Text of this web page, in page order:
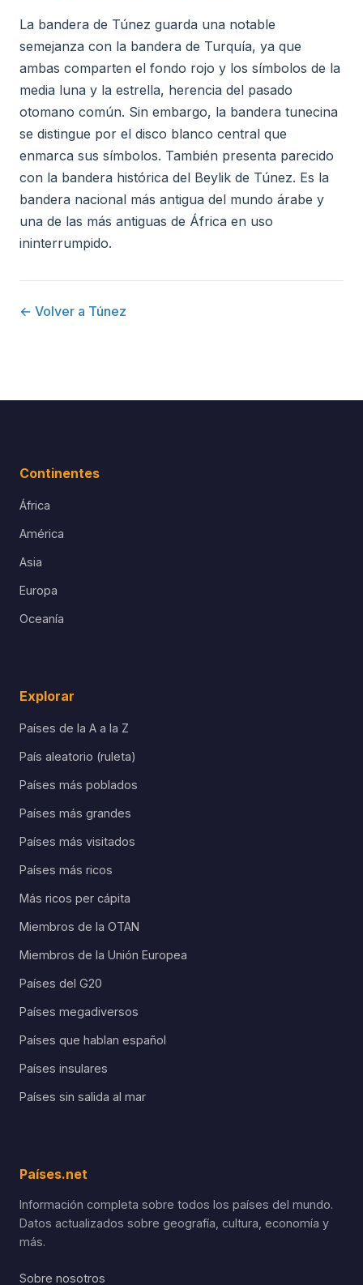
La bandera de Túnez guarda una notable
semejanza con la bandera de Turquía, ya que
ambas comparten el fondo rojo y los símbolos de la
media luna y la estrella, herencia del pasado
otomano común. Sin embargo, la bandera tunecina
se distingue por el disco blanco central que
enmarca sus símbolos. También presenta parecido
con la bandera histórica del Beylik de Túnez. Es la
bandera nacional más antigua del mundo árabe y
una de las más antiguas de África en uso
ininterrumpido.
← Volver a Túnez
Continentes
África
América
Asia
Europa
Oceanía
Explorar
Países de la A a la Z
País aleatorio (ruleta)
Países más poblados
Países más grandes
Países más visitados
Países más ricos
Más ricos per cápita
Miembros de la OTAN
Miembros de la Unión Europea
Países del G20
Países megadiversos
Países que hablan español
Países insulares
Países sin salida al mar
Países.net
Información completa sobre todos los países del mundo.
Datos actualizados sobre geografía, cultura, economía y
más.
Sobre nosotros